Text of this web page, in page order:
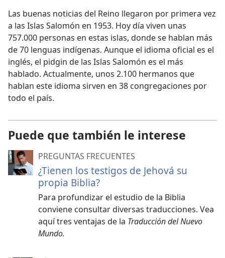
Las buenas noticias del Reino llegaron por primera vez
a las Islas Salomón en 1953. Hoy día viven unas
757.000 personas en estas islas, donde se hablan más
de 70 lenguas indígenas. Aunque el idioma oficial es el
inglés, el pidgin de las Islas Salomón es el más
hablado. Actualmente, unos 2.100 hermanos que
hablan este idioma sirven en 38 congregaciones por
todo el país.
Puede que también le interese
PREGUNTAS FRECUENTES
¿Tienen los testigos de Jehová su
propia Biblia?
Para profundizar el estudio de la Biblia
conviene consultar diversas traducciones. Vea
aquí tres ventajas de la Traducción del Nuevo
Mundo.